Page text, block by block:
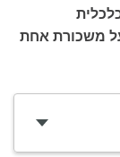
משכורת אחת